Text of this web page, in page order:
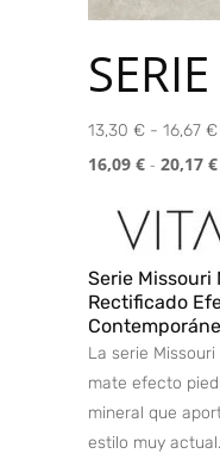
13,30 € - 16,67 €
16,09 € - 20,17 €
Serie Missouri
Rectificado
La serie
mate efecto
mineral que
estilo muy